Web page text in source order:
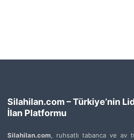
Silahilan.com – Türkiye’nin
İlan Platformu
Silahilan.com, ruhsatlı tabanca ve av